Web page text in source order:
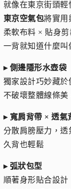
就像在東京街頭輕
東京空氣包將實用
柔軟布料 × 貼身
一背就知道什麼叫
▸ 側邊隱形水壺袋
獨家設計巧妙藏於
不破壞整體線條美
▸ 寬肩背帶 × 透氣
分散肩膀壓力，透
久背也輕鬆
▸ 弧狀包型
順著身形貼合設計